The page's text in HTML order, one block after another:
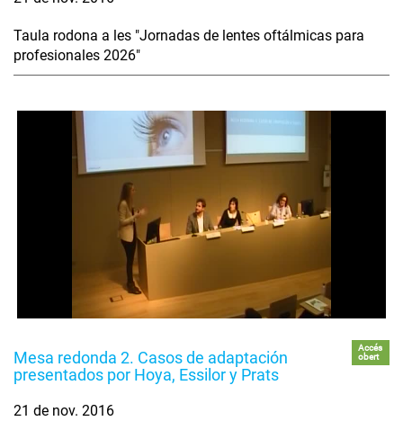
Taula rodona a les "Jornadas de lentes oftálmicas para
profesionales 2026"
Mesa redonda 2. Casos de adaptación
presentados por Hoya, Essilor y Prats
Accés
obert
21 de nov. 2016